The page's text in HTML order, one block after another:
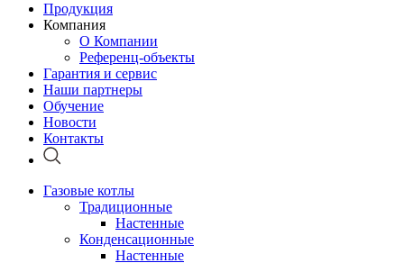
Продукция
Компания
О Компании
Референц-объекты
Гарантия и сервис
Наши партнеры
Обучение
Новости
Контакты
Газовые котлы
Традиционные
Настенные
Конденсационные
Настенные